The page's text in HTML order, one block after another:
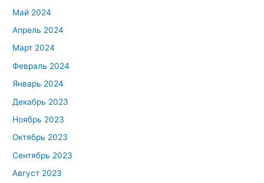
Май 2024
Апрель 2024
Март 2024
Февраль 2024
Январь 2024
Декабрь 2023
Ноябрь 2023
Октябрь 2023
Сентябрь 2023
Август 2023